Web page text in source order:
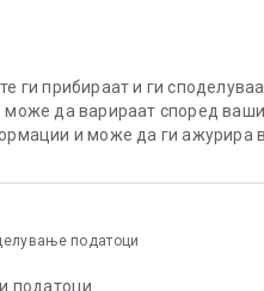
вклучувајќи го и вашиот
профил на Trackman и
германски, француски,
или играњето голф
ги прибираат и ги
може да варираат според
и може да ги ажурира
податоци
податоци